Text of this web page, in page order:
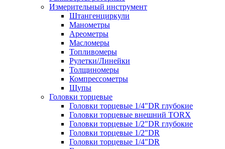
Измерительный инструмент
Штангенциркули
Манометры
Ареометры
Масломеры
Топливомеры
Рулетки/Линейки
Толщиномеры
Компрессометры
Щупы
Головки торцевые
Головки торцевые 1/4"DR глубокие
Головки торцевые внешний TORX
Головки торцевые 1/2"DR глубокие
Головки торцевые 1/2"DR
Головки торцевые 1/4"DR